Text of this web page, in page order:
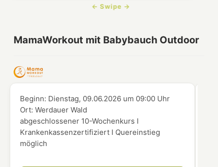
MamaWorkout mit Babybauch Outdoor
Beginn: Dienstag, 09.06.2026 um 09:00 Uhr
Ort:Werdauer Wald
abgeschlossener 10-Wochenkurs I
Krankenkassenzertifiziert I Quereinstieg
möglich